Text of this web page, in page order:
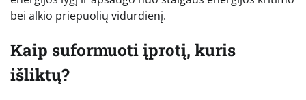
bei alkio priepuolių vidurdienį.
Kaip suformuoti įprotį, kuris
išliktų?